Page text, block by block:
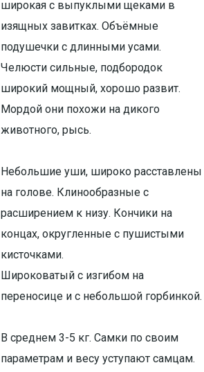
широкая с выпуклыми щеками в
изящных завитках. Объёмные
подушечки с длинными усами.
Челюсти сильные, подбородок
широкий мощный, хорошо развит.
Мордой они похожи на дикого
животного, рысь.
Небольшие уши, широко расставлены
на голове. Клинообразные с
расширением к низу. Кончики на
концах, округленные с пушистыми
кисточками.
Широковатый с изгибом на
переносице и с небольшой горбинкой.
В среднем 3-5 кг. Самки по своим
параметрам и весу уступают самцам.